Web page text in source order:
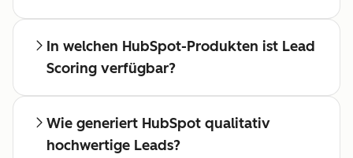
In welchen HubSpot-Produkten ist Lead
Scoring verfügbar?
Wie generiert HubSpot qualitativ
hochwertige Leads?